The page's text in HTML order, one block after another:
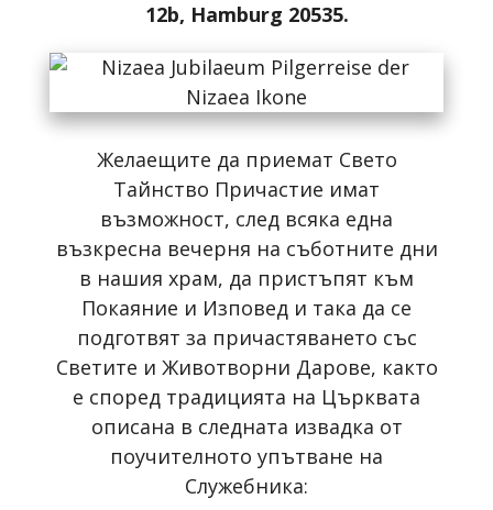
12b, Hamburg 20535.
Желаещите да приемат Свето
Тайнство Причастие имат
възможност, след всяка една
възкресна вечерня на съботните дни
в нашия храм, да пристъпят към
Покаяние и Изповед и така да се
подготвят за причастяването със
Светите и Животворни Дарове, както
е според традицията на Църквата
описана в следната извадка от
поучителното упътване на
Служебника: